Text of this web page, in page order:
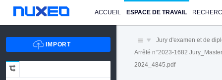
ACCUEIL ESPACE DE TRAVAIL
Jury d'examen et de
Arrêté n°2023-1682
2024_4845.pdf